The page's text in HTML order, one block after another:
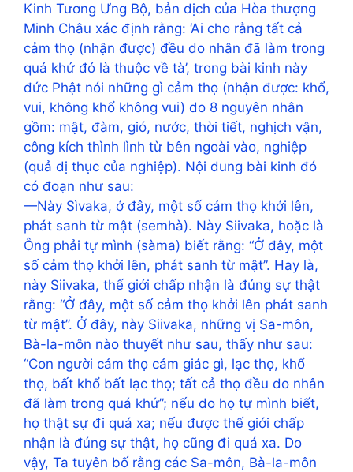
Kinh Tương Ưng Bộ, bản dịch của Hòa thượng
Minh Châu xác định rằng: ‘Ai cho rằng tất cả
cảm thọ (nhận được) đều do nhân đã làm trong
quá khứ đó là thuộc về tà’, trong bài kinh này
đức Phật nói những gì cảm thọ (nhận được: khổ,
vui, không khổ không vui) do 8 nguyên nhân
gồm: mật, đàm, gió, nước, thời tiết, nghịch vận,
công kích thình lình từ bên ngoài vào, nghiệp
(quả dị thục của nghiệp). Nội dung bài kinh đó
có đoạn như sau:
—Này Sìvaka, ở đây, một số cảm thọ khởi lên,
phát sanh từ mật (semhà). Này Siivaka, hoặc là
Ông phải tự mình (sàma) biết rằng: “Ở đây, một
số cảm thọ khởi lên, phát sanh từ mật”. Hay là,
này Siivaka, thế giới chấp nhận là đúng sự thật
rằng: “Ở đây, một số cảm thọ khởi lên phát sanh
từ mật”. Ở đây, này Siivaka, những vị Sa-môn,
Bà-la-môn nào thuyết như sau, thấy như sau:
“Con người cảm thọ cảm giác gì, lạc thọ, khổ
thọ, bất khổ bất lạc thọ; tất cả thọ đều do nhân
đã làm trong quá khứ”; nếu do họ tự mình biết,
họ thật sự đi quá xa; nếu được thế giới chấp
nhận là đúng sự thật, họ cũng đi quá xa. Do
vậy, Ta tuyên bố rằng các Sa-môn, Bà-la-môn